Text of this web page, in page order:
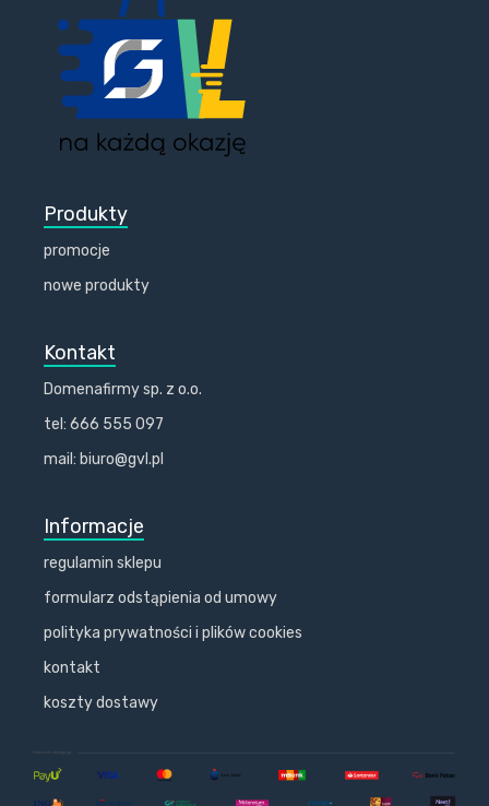
Produkty
promocje
nowe produkty
Kontakt
Domenafirmy sp. z o.o.
tel: 666 555 097
mail: biuro@gvl.pl
Informacje
regulamin sklepu
formularz odstąpienia od umowy
polityka prywatności i plików cookies
kontakt
koszty dostawy